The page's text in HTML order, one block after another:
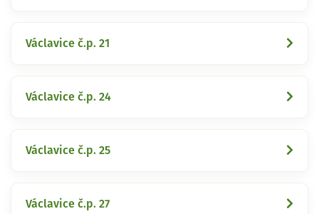
Václavice č.p. 21
Václavice č.p. 24
Václavice č.p. 25
Václavice č.p. 27